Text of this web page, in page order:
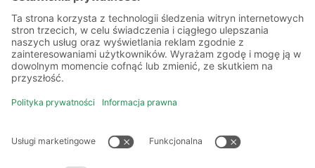
Kilka słów o nas
Oddziały
Akademia
Informacje prawne